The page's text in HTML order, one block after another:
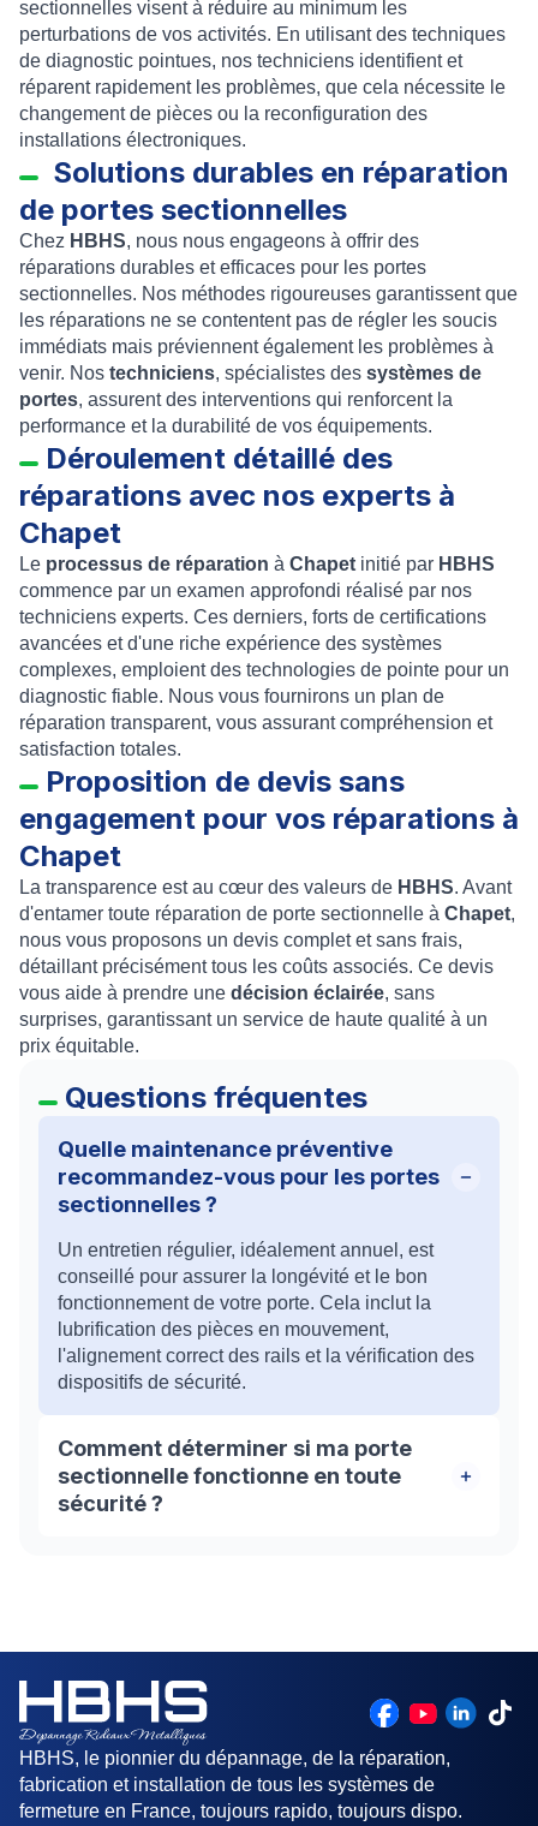
sectionnelles visent à réduire au minimum les
perturbations de vos activités. En utilisant des techniques
de diagnostic pointues, nos techniciens identifient et
réparent rapidement les problèmes, que cela nécessite le
changement de pièces ou la reconfiguration des
installations électroniques.
Solutions durables en réparation
de portes sectionnelles
Chez HBHS, nous nous engageons à offrir des
réparations durables et efficaces pour les portes
sectionnelles. Nos méthodes rigoureuses garantissent que
les réparations ne se contentent pas de régler les soucis
immédiats mais préviennent également les problèmes à
venir. Nos techniciens, spécialistes des systèmes de
portes, assurent des interventions qui renforcent la
performance et la durabilité de vos équipements.
Déroulement détaillé des
réparations avec nos experts à
Chapet
Le processus de réparation à Chapet initié par HBHS
commence par un examen approfondi réalisé par nos
techniciens experts. Ces derniers, forts de certifications
avancées et d'une riche expérience des systèmes
complexes, emploient des technologies de pointe pour un
diagnostic fiable. Nous vous fournirons un plan de
réparation transparent, vous assurant compréhension et
satisfaction totales.
Proposition de devis sans
engagement pour vos réparations à
Chapet
La transparence est au cœur des valeurs de HBHS. Avant
d'entamer toute réparation de porte sectionnelle à Chapet,
nous vous proposons un devis complet et sans frais,
détaillant précisément tous les coûts associés. Ce devis
vous aide à prendre une décision éclairée, sans
surprises, garantissant un service de haute qualité à un
prix équitable.
Questions fréquentes
Quelle maintenance préventive
recommandez-vous pour les portes
sectionnelles ?
Un entretien régulier, idéalement annuel, est
conseillé pour assurer la longévité et le bon
fonctionnement de votre porte. Cela inclut la
lubrification des pièces en mouvement,
l'alignement correct des rails et la vérification des
dispositifs de sécurité.
Comment déterminer si ma porte
sectionnelle fonctionne en toute
sécurité ?
spécialiste pour une inspection de sécurité.
HBHS, le pionnier du dépannage, de la réparation,
fabrication et installation de tous les systèmes de
fermeture en France, toujours rapido, toujours dispo.